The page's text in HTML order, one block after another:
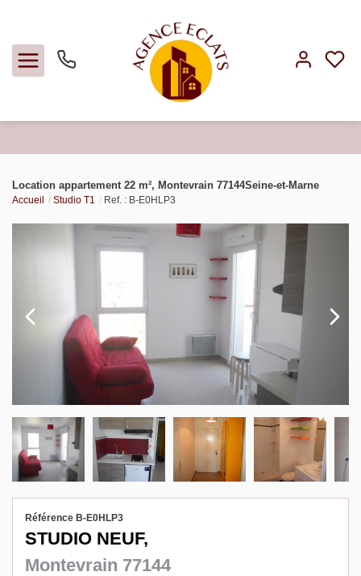
Louer
Faire gérer
Notre agence
Biens vendus
Contact
Location appartement 22 m², Montevrain 77144Seine-et-Marne
Accueil Studio T1 Ref. : B-E0HLP3
Référence B-E0HLP3
STUDIO NEUF,
Montevrain 77144